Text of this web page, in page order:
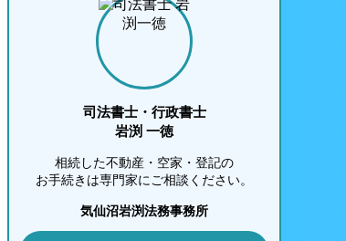
司法書士・行政書士
岩渕 一徳
相続した不動産・空家・登記の
お手続きは専門家にご相談ください。
気仙沼岩渕法務事務所